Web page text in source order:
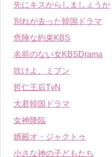
先にキスからしましょうか
別れが去った韓国ドラマ
危険な約束KBS
名前のない女KBSDrama
吹けよ、ミプン
哲仁王后TvN
大君韓国ドラマ
女神降臨
婿殿オ・ジャクトゥ
小さな神の子どもたち